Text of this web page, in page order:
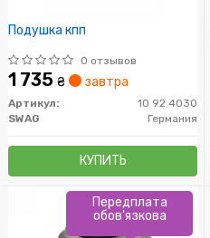
Подушкa кпп
0 отзывов
1 735 ₴ завтра
Артикул:
10 92 4030
SWAG
Германия
КУПИТЬ
Передплата
обов'язкова